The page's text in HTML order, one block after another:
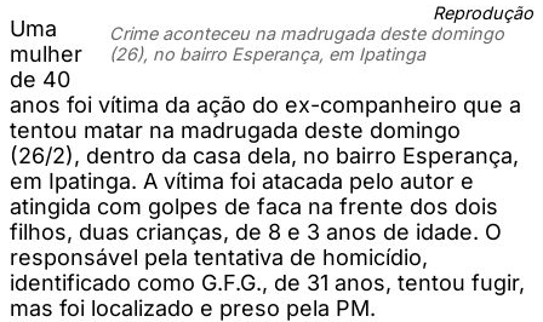
Reprodução
Crime aconteceu na madrugada deste domingo
(26), no bairro Esperança, em Ipatinga
Uma
mulher
de 40
anos foi vítima da ação do ex-companheiro que a
tentou matar na madrugada deste domingo
(26/2), dentro da casa dela, no bairro Esperança,
em Ipatinga. A vítima foi atacada pelo autor e
atingida com golpes de faca na frente dos dois
filhos, duas crianças, de 8 e 3 anos de idade. O
responsável pela tentativa de homicídio,
identificado como G.F.G., de 31 anos, tentou fugir,
mas foi localizado e preso pela PM.